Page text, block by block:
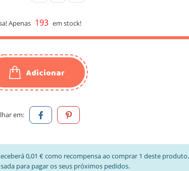
Apenas 193 em stock!
Adicionar
em:
0,01 € como recompensa ao comprar 1 deste
para pagar os seus próximos pedidos.